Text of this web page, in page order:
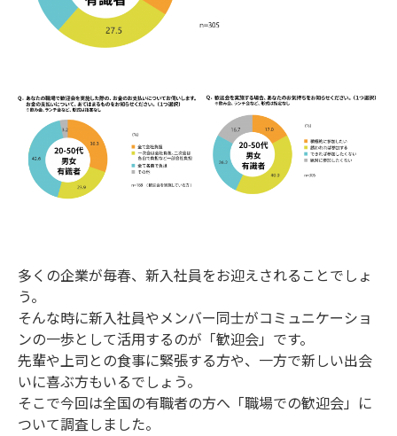
多くの企業が毎春、新入社員をお迎えされることでしょ
う。
そんな時に新入社員やメンバー同士がコミュニケーショ
ンの一歩として活用するのが「歓迎会」です。
先輩や上司との食事に緊張する方や、一方で新しい出会
いに喜ぶ方もいるでしょう。
そこで今回は全国の有職者の方へ「職場での歓迎会」に
ついて調査しました。